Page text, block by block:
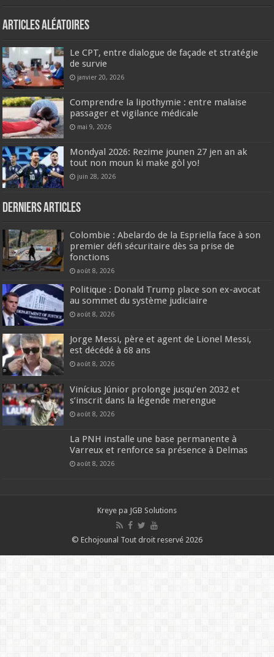
Articles aléatoires
Le CPT, entre dialogue de façade et stratégie
de survie
janvier 20, 2026
Comprendre la lipothymie : entre malaise
passager et vigilance médicale
mai 9, 2026
Mondyal 2026: Rezime jounen 27 jen an ak
tout non moun ki make gòl yo!
juin 28, 2026
Derniers articles
Colombie : Abelardo de la Espriella face à son
premier défi sécuritaire dès sa prise de
fonctions
août 8, 2026
Politique : Donald Trump place son ex-avocat
au sommet du système judiciaire
août 8, 2026
Jorge Messi, père et agent de Lionel Messi,
est décédé à 68 ans
août 8, 2026
Vinícius Júnior prolonge jusqu’en 2032 et
s’inscrit dans la légende merengue
août 8, 2026
La PNH installe une base permanente à
Varreux et renforce sa présence à Delmas
août 8, 2026
Kreye pa JGB Solutions
© Echojounal Tout droit reservé 2026